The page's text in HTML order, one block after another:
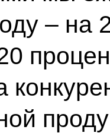
– на